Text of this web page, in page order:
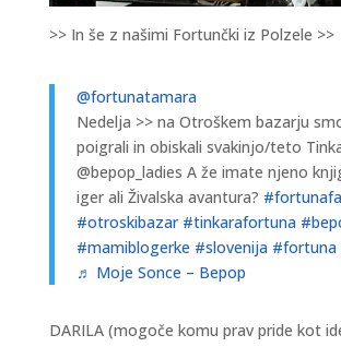
>> In še z našimi Fortunčki iz Polzele >>
@fortunatamara
Nedelja >> na Otroškem bazarju
poigrali in obiskali svakinjo/teto
@bepop_ladies A že imate njeno
iger ali Živalska avantura?
#otroskibazar #tinkarafortuna
#mamiblogerke #slovenija #fortuna
♬ Moje Sonce – Bepop
DARILA (mogoče komu prav pride kot